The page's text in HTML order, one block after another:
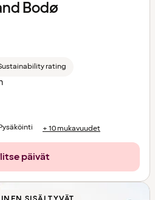
Bodø
rating
+ 10 mukavuudet
päivät